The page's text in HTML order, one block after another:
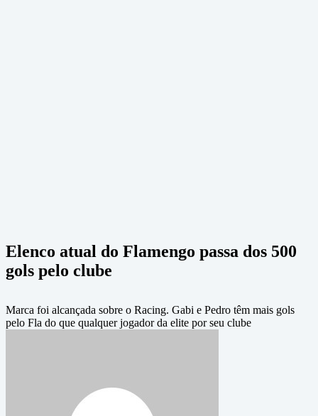
Elenco atual do Flamengo passa dos 500
gols pelo clube
Marca foi alcançada sobre o Racing. Gabi e Pedro têm mais gols
pelo Fla do que qualquer jogador da elite por seu clube